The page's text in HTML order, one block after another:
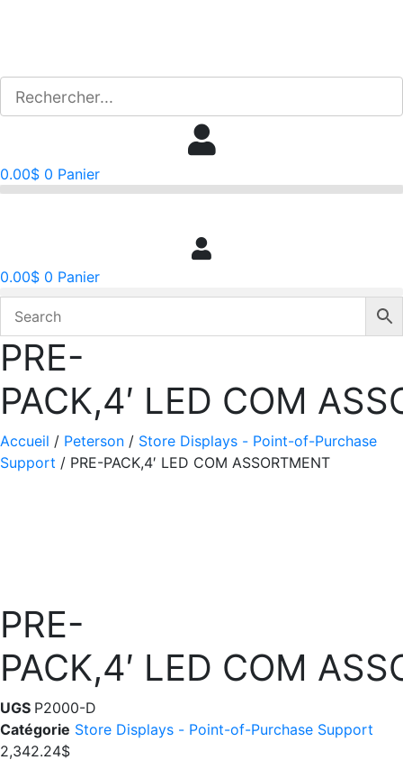
0.00$ 0 Panier
0.00$ 0 Panier
PRE-
PACK,4′ LED COM
Accueil / Peterson / Store Displays - Point-of-Purchase
Support / PRE-PACK,4′ LED COM ASSORTMENT
PRE-
PACK,4′ LED COM
UGS P2000-D
Catégorie Store Displays - Point-of-Purchase Support
2,342.24$